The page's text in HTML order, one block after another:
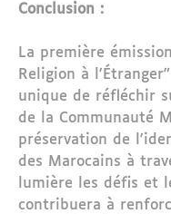
Conclusion :
La première
Religion à
unique de réfléchir
de la Communauté
préservation de
des Marocains à
lumière les défis et
contribuera à